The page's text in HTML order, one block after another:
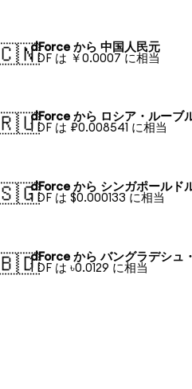
dForce から 中国人民元
1 DF は ￥0.0007 に相当
dForce から ロシア・ルーブ
1 DF は ₽0.008541 に相当
dForce から シンガポールド
1 DF は $0.000133 に相当
dForce から バングラデシュ
1 DF は ৳0.0129 に相当